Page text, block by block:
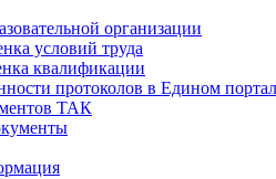
организации
условий труда
квалификации
протоколов в Едином
ТАК